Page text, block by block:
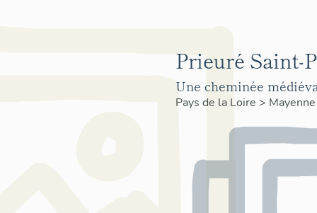
Prieuré Saint-
Une cheminée
Pays de la Loire >